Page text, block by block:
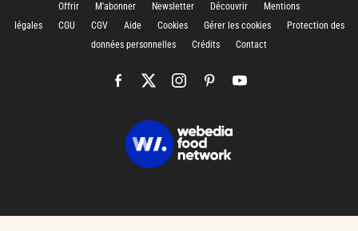
Offrir M'abonner Newsletter Découvrir
Mentions
légales
CGU CGV Aide Cookies Gérer les cookies
Protection des
données personnelles
Crédits Contact